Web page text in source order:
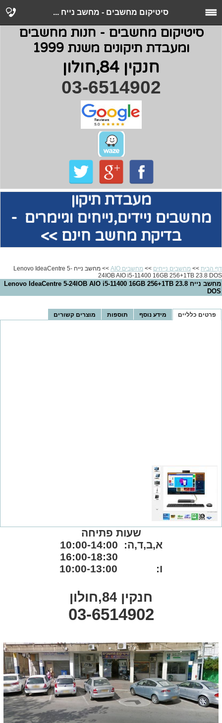
סיטיקום מחשבים - מחשב נייח ...
סיטיקום מחשבים - חנות מחשבים
ומעבדת תיקונים משנת 1999
חנקין 84,חולון
03-6514902
מעבדת תיקון
מחשביםניידים,נייחים וגיימרים -
בדיקת מחשב חינם >>
דף הבית >> מחשבים נייחים >> מחשבים AIO
>> מחשב נייח Lenovo IdeaCentre 5-
24IOB AIO i5-11400 16GB 256+1TB 23.8 DOS
מחשב נייח Lenovo IdeaCentre 5-24IOB AIO i5-11400 16GB 256+1TB 23.8
DOS
פרטים כלליים מידע נוסף תוספות מוצרים קשורים
שעות פתיחה
א,ב,ד,ה: 10:00-14:00
ו: 10:00-13:00
חנקין 84,חולון
03-6514902